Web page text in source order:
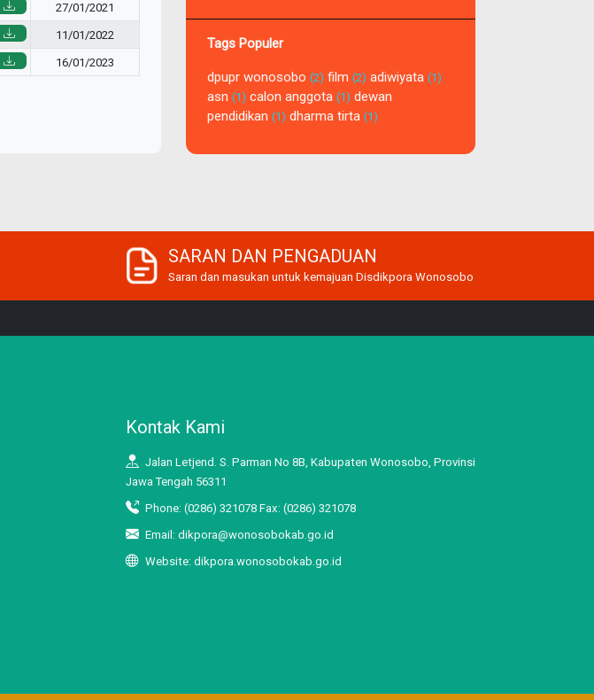
27/01/2021
11/01/2022
16/01/2023
Tags Populer
dpupr wonosobo (2) film (2) adiwiyata (1)
asn (1) calon anggota (1) dewan
pendidikan (1) dharma tirta (1)
SARAN DAN PENGADUAN
Saran dan masukan untuk kemajuan Disdikpora Wonosobo
Kontak Kami
Jalan Letjend. S. Parman No 8B, Kabupaten Wonosobo, Provinsi
Jawa Tengah 56311
Phone: (0286) 321078 Fax: (0286) 321078
Email: dikpora@wonosobokab.go.id
Website: dikpora.wonosobokab.go.id